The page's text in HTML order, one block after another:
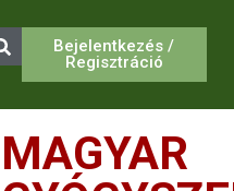
Bejelentkezés /
Regisztráció
MAGYAR